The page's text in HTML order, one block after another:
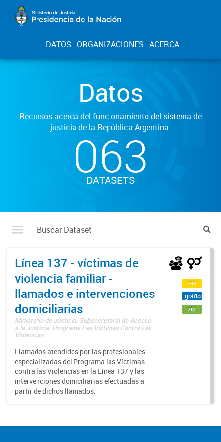
DATOS ORGANIZACIONES ACERCA
Datos
Recursos acerca del funcionamiento del sistema de
justicia de la República Argentina.
063
DATASETS
Línea 137 - víctimas de
violencia familiar -
llamados e intervenciones
domiciliarias
Ministerio de Justicia. Subsecretaría de Acceso
a la Justicia. Programa Las Víctimas Contra Las
Violencias
Llamados atendidos por las profesionales
especializadas del Programa las Víctimas
contra las Violencias en la Línea 137 y las
intervenciones domiciliarias efectuadas a
partir de dichos llamados.
csv
gráfico
zip